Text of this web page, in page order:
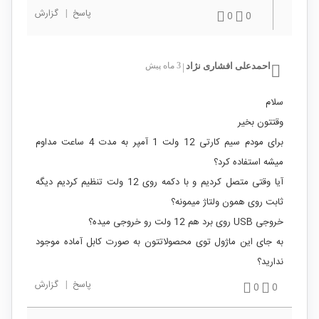
0
0 پاسخ | گزارش
احمدعلی افشاری نژاد 3 ماه پیش
سلام
وقتتون بخیر
برای مودم سیم کارتی 12 ولت 1 آمپر به مدت 4 ساعت مداوم
میشه استفاده کرد؟
آیا وقتی متصل کردیم و با دکمه روی 12 ولت تنظیم کردیم دیگه
ثابت روی همون ولتاژ میمونه؟
خروجی USB روی برد هم 12 ولت رو خروجی میده؟
به جای این ماژول توی محصولاتتون به صورت کابل آماده موجود
ندارید؟
0
0 پاسخ | گزارش